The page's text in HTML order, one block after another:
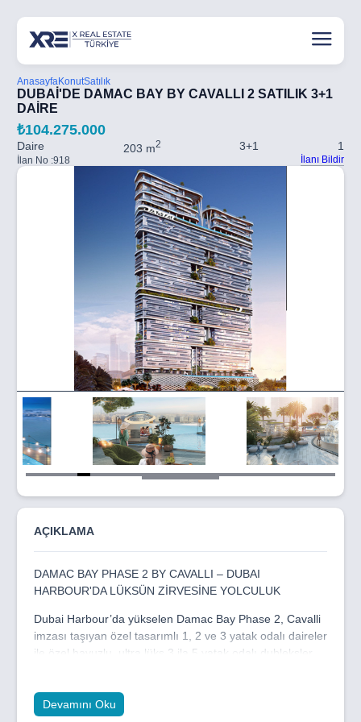
AnasayfaKonutSatılık
DUBAİ'DE DAMAC BAY BY CAVALLI 2 SATILIK 3+1
DAİRE
₺104.275.000
Daire 203 m2 3+1 1
İlan No :918 İlanı Bildir
5
of
AÇIKLAMA
DAMAC BAY PHASE 2 BY CAVALLI – DUBAI
HARBOUR'DA LÜKSÜN ZİRVESİNE YOLCULUK
Dubai Harbour’da yükselen Damac Bay Phase 2, Cavalli
imzası taşıyan özel tasarımlı 1, 2 ve 3 yatak odalı daireler
ile özel havuzlu, ultra lüks 3 ila 5 yatak odalı dubleksler
dinlenme kapsüllerine kadar uzanan nadir ayrıcalıklarla
Devamını Oku